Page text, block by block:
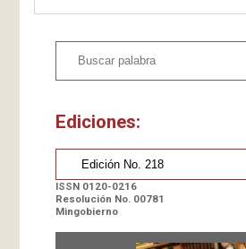
Ediciones:
ISSN 0120-0216
Resolución No. 00781
Mingobierno